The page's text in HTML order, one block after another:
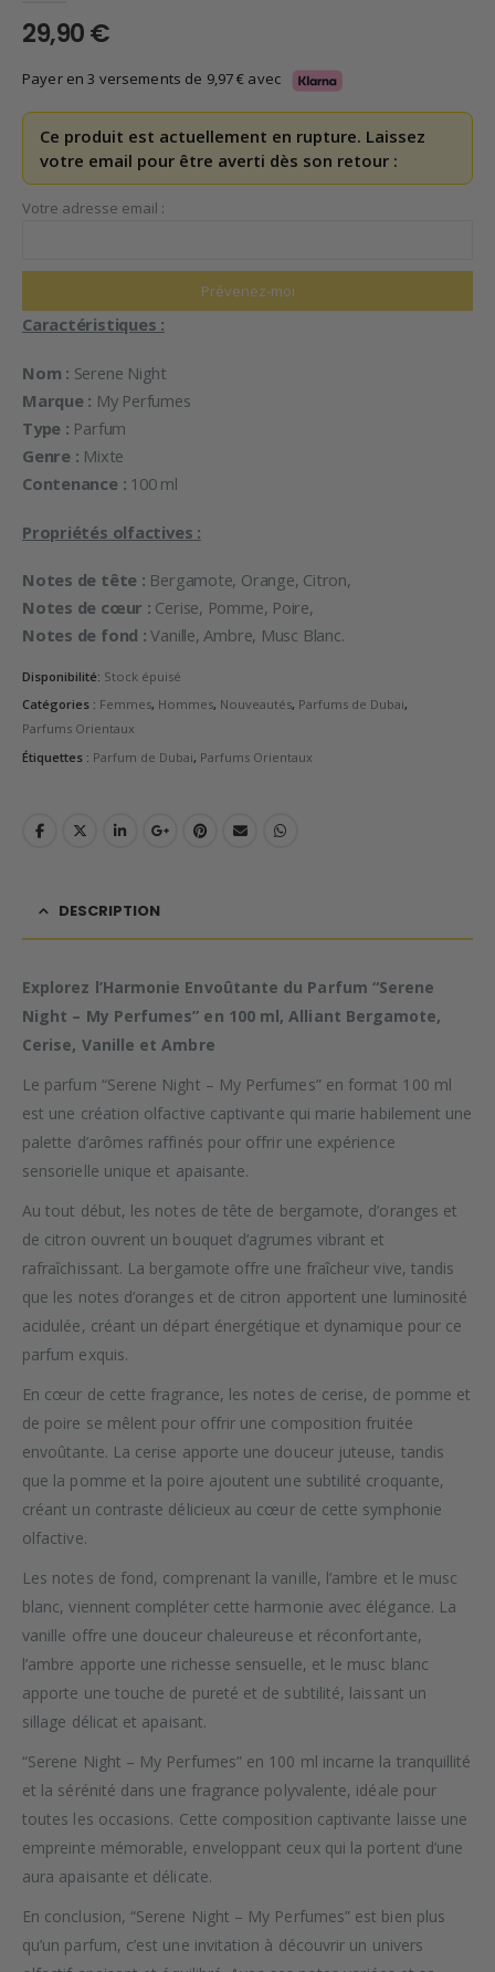
29,90€
Payer en 3 versements de 9,97€ avec
Ce produit est actuellement en rupture. Laissez
votre email pour être averti dès son retour :
Votre adresse email :
Caractéristiques :
Nom : Serene Night
Marque : My Perfumes
Type : Parfum
Genre : Mixte
Contenance : 100 ml
Propriétés olfactives :
Notes de tête : Bergamote, Orange, Citron,
Notes de cœur : Cerise, Pomme, Poire,
Notes de fond : Vanille, Ambre, Musc Blanc.
Disponibilité: Stock épuisé
Catégories : Femmes, Hommes, Nouveautés, Parfums de Dubai,
Parfums Orientaux
Étiquettes : Parfum de Dubai, Parfums Orientaux
DESCRIPTION
Explorez l’Harmonie Envoûtante du Parfum “Serene
Night – My Perfumes” en 100 ml, Alliant Bergamote,
Cerise, Vanille et Ambre
Le parfum “Serene Night – My Perfumes” en format 100 ml
est une création olfactive captivante qui marie habilement une
palette d’arômes raffinés pour offrir une expérience
sensorielle unique et apaisante.
Au tout début, les notes de tête de bergamote, d’oranges et
de citron ouvrent un bouquet d’agrumes vibrant et
rafraîchissant. La bergamote offre une fraîcheur vive, tandis
que les notes d’oranges et de citron apportent une luminosité
acidulée, créant un départ énergétique et dynamique pour ce
parfum exquis.
En cœur de cette fragrance, les notes de cerise, de pomme et
de poire se mêlent pour offrir une composition fruitée
envoûtante. La cerise apporte une douceur juteuse, tandis
que la pomme et la poire ajoutent une subtilité croquante,
créant un contraste délicieux au cœur de cette symphonie
olfactive.
Les notes de fond, comprenant la vanille, l’ambre et le musc
blanc, viennent compléter cette harmonie avec élégance. La
vanille offre une douceur chaleureuse et réconfortante,
l’ambre apporte une richesse sensuelle, et le musc blanc
apporte une touche de pureté et de subtilité, laissant un
sillage délicat et apaisant.
“Serene Night – My Perfumes” en 100 ml incarne la tranquillité
et la sérénité dans une fragrance polyvalente, idéale pour
toutes les occasions. Cette composition captivante laisse une
empreinte mémorable, enveloppant ceux qui la portent d’une
aura apaisante et délicate.
En conclusion, “Serene Night – My Perfumes” est bien plus
qu’un parfum, c’est une invitation à découvrir un univers